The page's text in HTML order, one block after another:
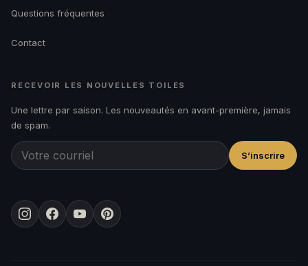
Questions fréquentes
Contact
RECEVOIR LES NOUVELLES TOILES
Une lettre par saison. Les nouveautés en avant-première, jamais
de spam.
S’inscrire
InstagramFacebookYouTubePinterest